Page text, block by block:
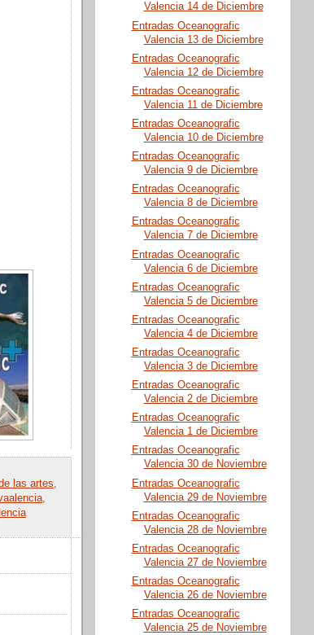
las artes,
,
Valencia 14 de Diciembre
Entradas Oceanografic
Valencia 13 de Diciembre
Entradas Oceanografic
Valencia 12 de Diciembre
Entradas Oceanografic
Valencia 11 de Diciembre
Entradas Oceanografic
Valencia 10 de Diciembre
Entradas Oceanografic
Valencia 9 de Diciembre
Entradas Oceanografic
Valencia 8 de Diciembre
Entradas Oceanografic
Valencia 7 de Diciembre
Entradas Oceanografic
Valencia 6 de Diciembre
Entradas Oceanografic
Valencia 5 de Diciembre
Entradas Oceanografic
Valencia 4 de Diciembre
Entradas Oceanografic
Valencia 3 de Diciembre
Entradas Oceanografic
Valencia 2 de Diciembre
Entradas Oceanografic
Valencia 1 de Diciembre
Entradas Oceanografic
Valencia 30 de Noviembre
Entradas Oceanografic
Valencia 29 de Noviembre
Entradas Oceanografic
Valencia 28 de Noviembre
Entradas Oceanografic
Valencia 27 de Noviembre
Entradas Oceanografic
Valencia 26 de Noviembre
Entradas Oceanografic
Valencia 25 de Noviembre